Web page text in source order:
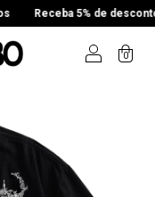
Receba 5% de desconto
0